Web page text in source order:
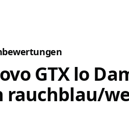
GTX lo
rauchblau/